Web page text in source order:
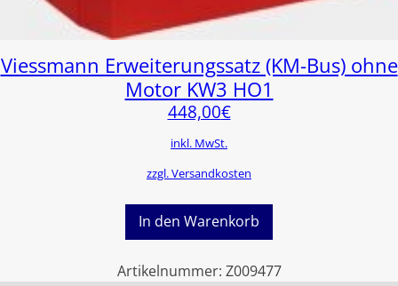
Viessmann Erweiterungssatz (KM-Bus) ohne
Motor KW3 HO1
448,00€
inkl. MwSt.
zzgl. Versandkosten
In den Warenkorb
Artikelnummer: Z009477